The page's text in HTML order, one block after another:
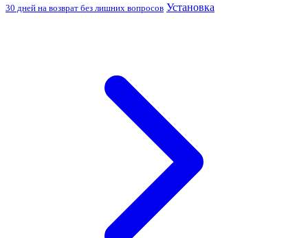
30 дней на возврат без лишних вопросов Установка